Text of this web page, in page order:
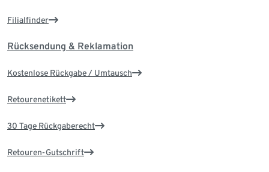
Filialfinder
Rücksendung & Reklamation
Kostenlose Rückgabe / Umtausch
Retourenetikett
30 Tage Rückgaberecht
Retouren-Gutschrift